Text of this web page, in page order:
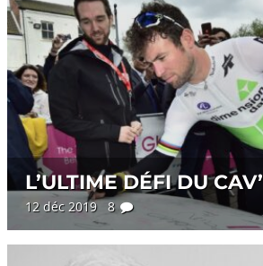
L’ULTIME DÉFI DU CAV’
12 déc 2019 8